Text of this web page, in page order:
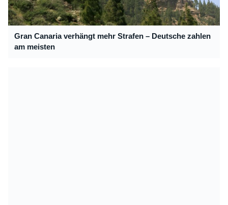
Gran Canaria verhängt mehr Strafen – Deutsche zahlen
am meisten